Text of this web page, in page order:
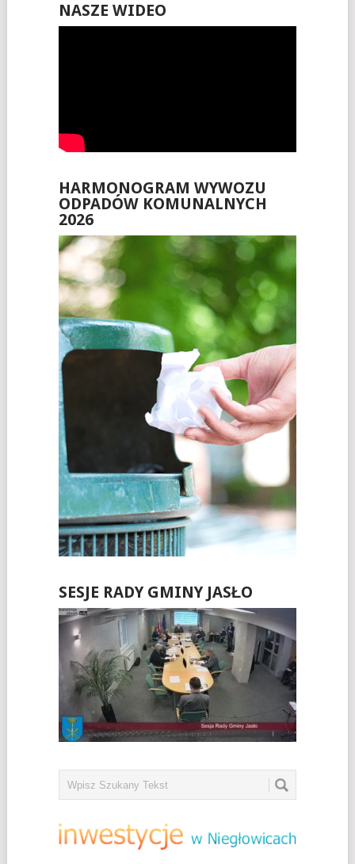
NASZE WIDEO
HARMONOGRAM WYWOZU
ODPADÓW KOMUNALNYCH
2026
SESJE RADY GMINY JASŁO